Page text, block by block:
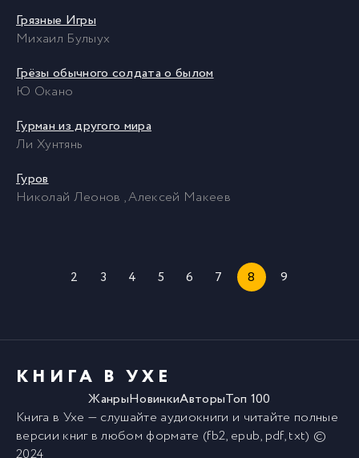
Грязные Игры
Михаил Булыух
Грёзы обычного солдата о былом
Ю Окано
Гурман из другого мира
Ли Хунтянь
Гуров
Николай Леонов , Алексей Макеев
2 3 4 5 6 7 8 9
КНИГА В УХЕ
ЖанрыНовинкиАвторыТоп 100
Книга в Ухе — слушайте аудиокниги и читайте полные
версии книгв любом формате (fb2, epub, pdf, txt) ©